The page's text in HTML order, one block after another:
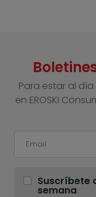
Para estar al
en EROSKI
Suscríbete
semana